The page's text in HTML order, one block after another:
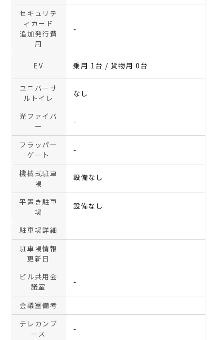
セキュリテ
ィカード
追加発行費
用
-
EV 乗用 1台 / 貨物用 0台
ユニバーサ
ルトイレ
なし
光ファイバ
ー
-
フラッパー
ゲート
-
機械式駐車
場
設備なし
平置き駐車
場
設備なし
駐車場詳細
駐車場情報
更新日
ビル共用会
議室
-
会議室備考
テレカンブ
ース
-